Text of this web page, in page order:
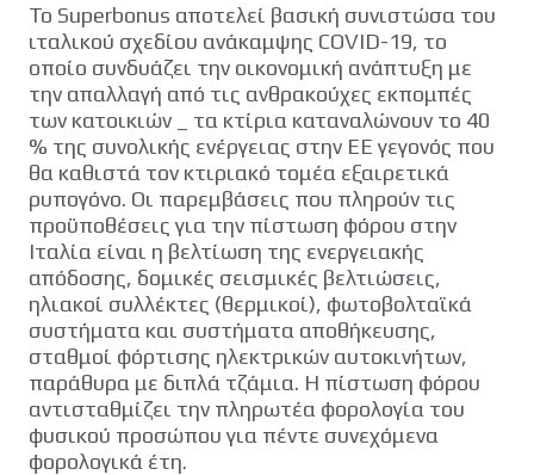
Το Superbonus αποτελεί βασική συνιστώσα του
ιταλικού σχεδίου ανάκαμψης COVID-19, το
οποίο συνδυάζει την οικονομική ανάπτυξη με
την απαλλαγή από τις ανθρακούχες εκπομπές
των κατοικιών _ τα κτίρια καταναλώνουν το 40
% της συνολικής ενέργειας στην ΕΕ γεγονός που
θα καθιστά τον κτιριακό τομέα εξαιρετικά
ρυπογόνο. Οι παρεμβάσεις που πληρούν τις
προϋποθέσεις για την πίστωση φόρου στην
Ιταλία είναι η βελτίωση της ενεργειακής
απόδοσης, δομικές σεισμικές βελτιώσεις,
ηλιακοί συλλέκτες (θερμικοί), φωτοβολταϊκά
συστήματα και συστήματα αποθήκευσης,
σταθμοί φόρτισης ηλεκτρικών αυτοκινήτων,
παράθυρα με διπλά τζάμια. Η πίστωση φόρου
αντισταθμίζει την πληρωτέα φορολογία του
φυσικού προσώπου για πέντε συνεχόμενα
φορολογικά έτη.